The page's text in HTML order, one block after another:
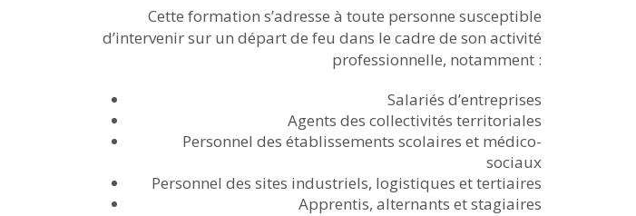
Cette formation s’adresse à toute personne susceptible
d’intervenir sur un départ de feu dans le cadre de son activité
professionnelle, notamment :
Salariés d’entreprises
Agents des collectivités territoriales
Personnel des établissements scolaires et médico-
sociaux
Personnel des sites industriels, logistiques et tertiaires
Apprentis, alternants et stagiaires